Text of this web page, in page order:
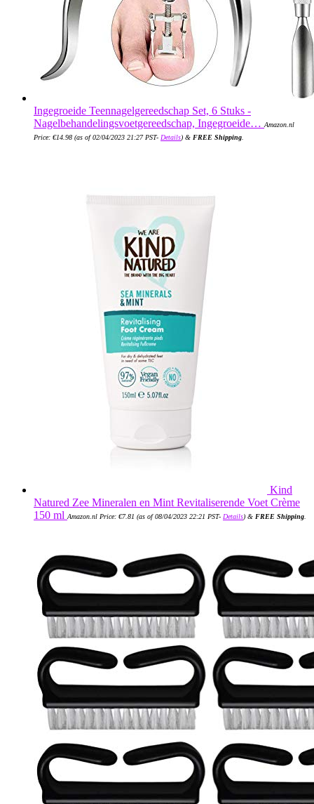
Ingegroeide Teennagelgereedschap Set, 6 Stuks -
Nagelbehandelingsvoetgereedschap, Ingegroeide… Amazon.nl
Price: €14.98 (as of 02/04/2023 21:27 PST- Details) & FREE Shipping
Kind
Natured Zee Mineralen en Mint Revitaliserende Voet Crème
150 ml Amazon.nl Price: €7.81 (as of 08/04/2023 22:21 PST- Details) & FREE Shipping